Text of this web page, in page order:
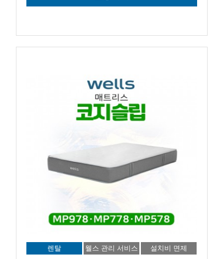
렌탈 웰스 관리 서비스 설치비 면제